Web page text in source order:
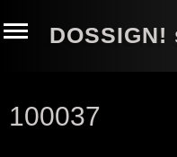
100037